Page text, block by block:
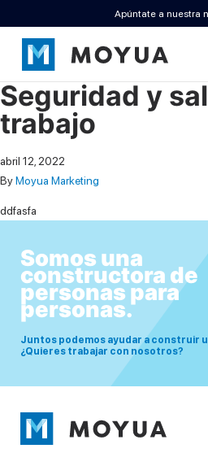
Apúntate a nuestra
Seguridad y
trabajo
abril 12, 2022
ByMoyua Marketing
ddfasfa
Somos una
constructora de
personas para
personas.
Juntos podemos ayudar a construir
¿Quieres trabajar con nosotros?